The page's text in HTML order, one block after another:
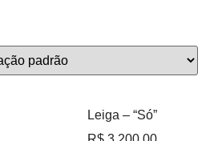
Leiga – “Só”